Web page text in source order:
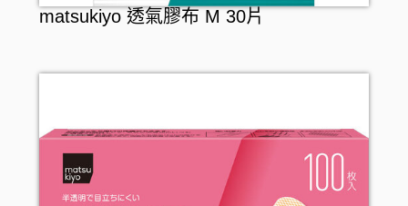
matsukiyo 透氣膠布 M 30片